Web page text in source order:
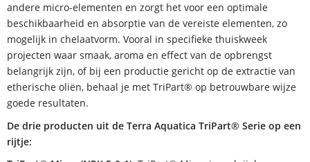
andere micro-elementen en zorgt het voor een optimale
beschikbaarheid en absorptie van de vereiste elementen, zo
mogelijk in chelaatvorm. Vooral in specifieke thuiskweek
projecten waar smaak, aroma en effect van de opbrengst
belangrijk zijn, of bij een productie gericht op de extractie van
etherische oliën, behaal je met TriPart® op betrouwbare wijze
goede resultaten.
De drie producten uit de Terra Aquatica TriPart® Serie op een
rijtje: